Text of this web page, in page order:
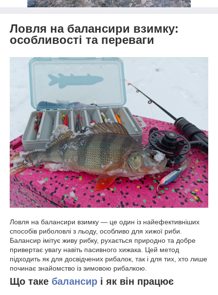
Ловля на балансири взимку:
особливості та переваги
Ловля на балансири взимку — це один із найефективніших
способів риболовлі з льоду, особливо для хижої риби.
Балансир імітує живу рибку, рухається природно та добре
привертає увагу навіть пасивного хижака. Цей метод
підходить як для досвідчених рибалок, так і для тих, хто лише
починає знайомство із зимовою рибалкою.
Що таке балансир і як він працює